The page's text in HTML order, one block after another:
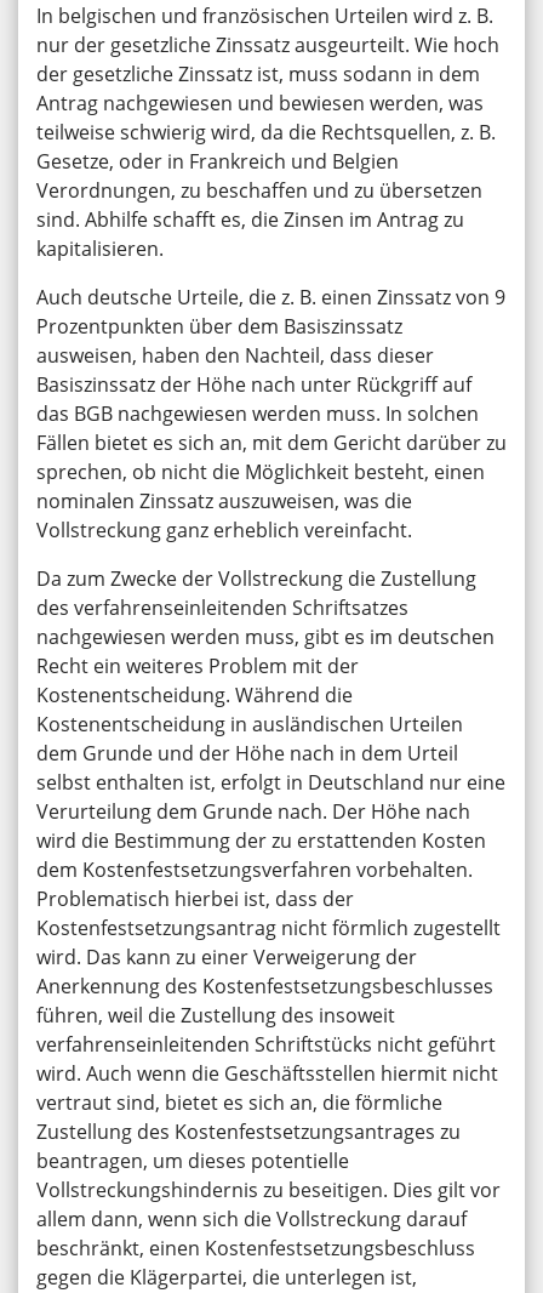
In belgischen und französischen Urteilen wird z. B.
nur der gesetzliche Zinssatz ausgeurteilt. Wie hoch
der gesetzliche Zinssatz ist, muss sodann in dem
Antrag nachgewiesen und bewiesen werden, was
teilweise schwierig wird, da die Rechtsquellen, z. B.
Gesetze, oder in Frankreich und Belgien
Verordnungen, zu beschaffen und zu übersetzen
sind. Abhilfe schafft es, die Zinsen im Antrag zu
kapitalisieren.
Auch deutsche Urteile, die z. B. einen Zinssatz von 9
Prozentpunkten über dem Basiszinssatz
ausweisen, haben den Nachteil, dass dieser
Basiszinssatz der Höhe nach unter Rückgriff auf
das BGB nachgewiesen werden muss. In solchen
Fällen bietet es sich an, mit dem Gericht darüber zu
sprechen, ob nicht die Möglichkeit besteht, einen
nominalen Zinssatz auszuweisen, was die
Vollstreckung ganz erheblich vereinfacht.
Da zum Zwecke der Vollstreckung die Zustellung
des verfahrenseinleitenden Schriftsatzes
nachgewiesen werden muss, gibt es im deutschen
Recht ein weiteres Problem mit der
Kostenentscheidung. Während die
Kostenentscheidung in ausländischen Urteilen
dem Grunde und der Höhe nach in dem Urteil
selbst enthalten ist, erfolgt in Deutschland nur eine
Verurteilung dem Grunde nach. Der Höhe nach
wird die Bestimmung der zu erstattenden Kosten
dem Kostenfestsetzungsverfahren vorbehalten.
Problematisch hierbei ist, dass der
Kostenfestsetzungsantrag nicht förmlich zugestellt
wird. Das kann zu einer Verweigerung der
Anerkennung des Kostenfestsetzungsbeschlusses
führen, weil die Zustellung des insoweit
verfahrenseinleitenden Schriftstücks nicht geführt
wird. Auch wenn die Geschäftsstellen hiermit nicht
vertraut sind, bietet es sich an, die förmliche
Zustellung des Kostenfestsetzungsantrages zu
beantragen, um dieses potentielle
Vollstreckungshindernis zu beseitigen. Dies gilt vor
allem dann, wenn sich die Vollstreckung darauf
beschränkt, einen Kostenfestsetzungsbeschluss
gegen die Klägerpartei, die unterlegen ist,